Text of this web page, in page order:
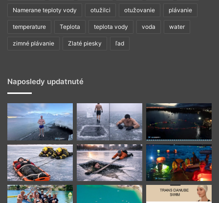
Namerane teploty vody otužilci otužovanie plávanie
temperature Teplota teplota vody voda water
zimné plávanie Zlaté piesky ľad
Naposledy updatnuté